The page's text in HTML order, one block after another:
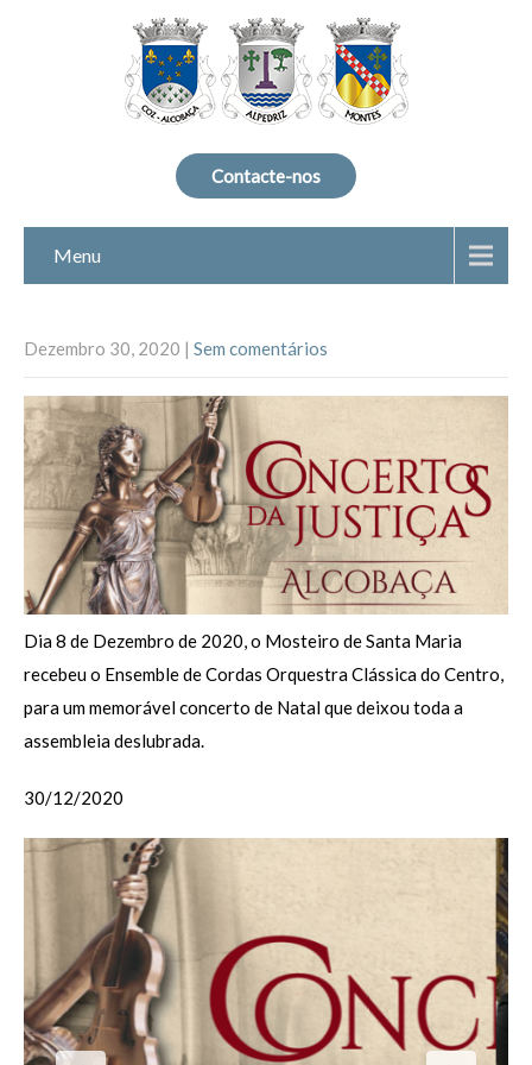
Contacte-nos
Menu
Dezembro 30, 2020 | Sem comentários
Dia 8 de Dezembro de 2020, o Mosteiro de Santa Maria
recebeu o Ensemble de Cordas Orquestra Clássica do Centro,
para um memorável concerto de Natal que deixou toda a
assembleia deslubrada.
30/12/2020